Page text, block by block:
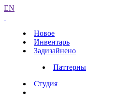
EN
Новое
Инвентарь
Задизайнено
Паттерны
Студия